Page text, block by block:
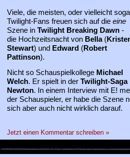
Viele, die meisten, oder vielleicht
Twilight-Fans freuen sich auf die eine
Szene in Twilight Breaking Dawn-
die Hochzeitsnacht von Bella (
Stewart) und Edward (Robert
Pattinson).
Nicht so Schauspielkollege Michael
Welch. Er spielt in der Twilight-Saga
Newton. In einem Interview mit E!
der Schauspieler, er habe die Szene
sich aber auch nicht wirklich darauf.
Jetzt einen Kommentar schreiben »